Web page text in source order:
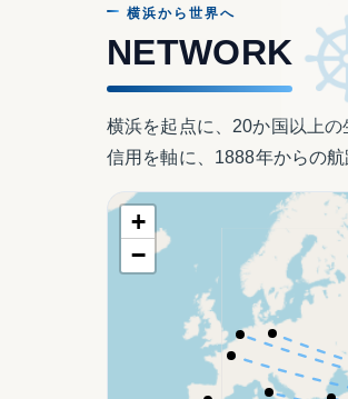
横浜から世界へ
NETWORK
横浜を起点に、20か国以上の
信用を軸に、1888年からの航
+
−